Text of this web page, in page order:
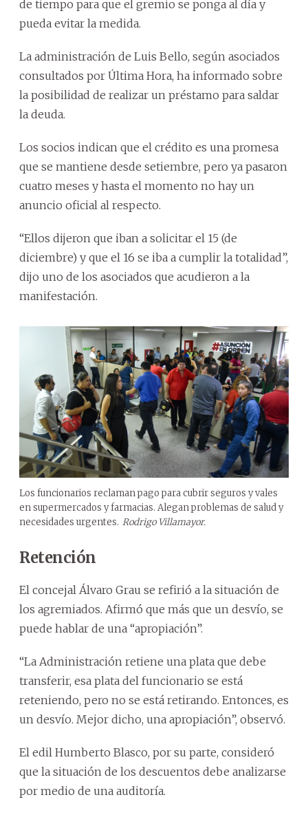
de tiempo para que el gremio se ponga al día y
pueda evitar la medida.
La administración de Luis Bello, según asociados
consultados por Última Hora, ha informado sobre
la posibilidad de realizar un préstamo para saldar
la deuda.
Los socios indican que el crédito es una promesa
que se mantiene desde setiembre, pero ya pasaron
cuatro meses y hasta el momento no hay un
anuncio oficial al respecto.
“Ellos dijeron que iban a solicitar el 15 (de
diciembre) y que el 16 se iba a cumplir la totalidad”,
dijo uno de los asociados que acudieron a la
manifestación.
Los funcionarios reclaman pago para cubrir seguros y vales
en supermercados y farmacias. Alegan problemas de salud y
necesidades urgentes. Rodrigo Villamayor.
Retención
El concejal Álvaro Grau se refirió a la situación de
los agremiados. Afirmó que más que un desvío, se
puede hablar de una “apropiación”.
“La Administración retiene una plata que debe
transferir, esa plata del funcionario se está
reteniendo, pero no se está retirando. Entonces, es
un desvío. Mejor dicho, una apropiación”, observó.
El edil Humberto Blasco, por su parte, consideró
que la situación de los descuentos debe analizarse
por medio de una auditoría.